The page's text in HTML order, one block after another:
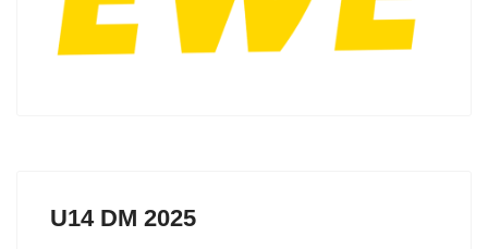
U14 DM 2025